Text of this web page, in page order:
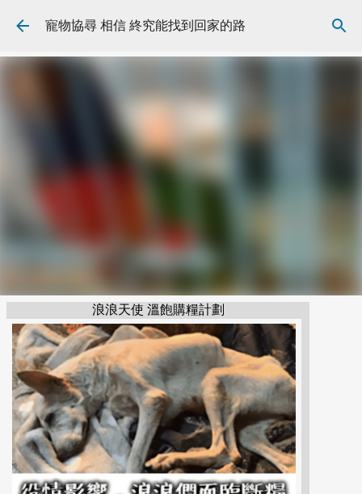
跳到主要內容
寵物協尋 相信 終究能找到回家的路
浪浪天使 溫飽購糧計劃